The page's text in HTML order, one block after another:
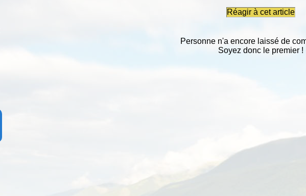
Réagir à cet article
Personne n'a encore laissé de
Soyez donc le premier !